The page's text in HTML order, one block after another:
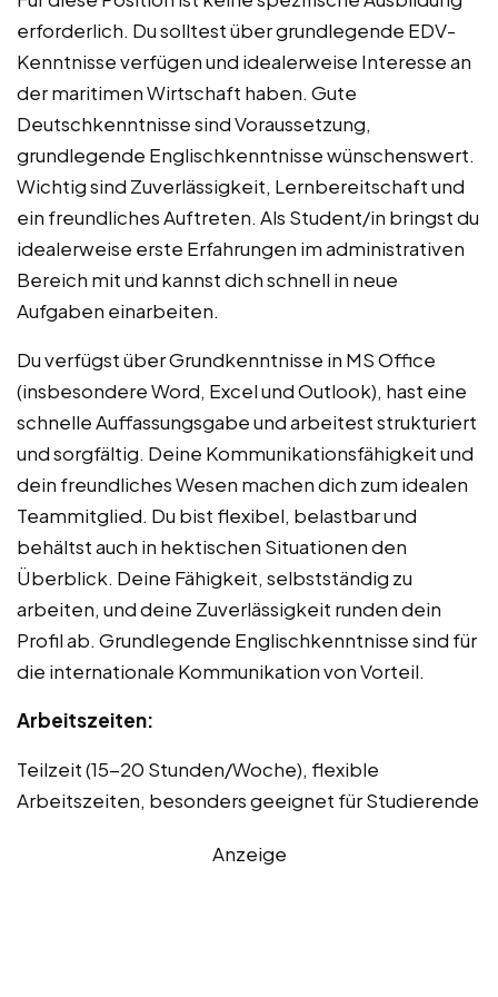
erforderlich. Du solltest über grundlegende EDV-
Kenntnisse verfügen und idealerweise Interesse an
der maritimen Wirtschaft haben. Gute
Deutschkenntnisse sind Voraussetzung,
grundlegende Englischkenntnisse wünschenswert.
Wichtig sind Zuverlässigkeit, Lernbereitschaft und
ein freundliches Auftreten. Als Student/in bringst du
idealerweise erste Erfahrungen im administrativen
Bereich mit und kannst dich schnell in neue
Aufgaben einarbeiten.
Du verfügst über Grundkenntnisse in MS Office
(insbesondere Word, Excel und Outlook), hast eine
schnelle Auffassungsgabe und arbeitest strukturiert
und sorgfältig. Deine Kommunikationsfähigkeit und
dein freundliches Wesen machen dich zum idealen
Teammitglied. Du bist flexibel, belastbar und
behältst auch in hektischen Situationen den
Überblick. Deine Fähigkeit, selbstständig zu
arbeiten, und deine Zuverlässigkeit runden dein
Profil ab. Grundlegende Englischkenntnisse sind für
die internationale Kommunikation von Vorteil.
Arbeitszeiten:
Teilzeit (15-20 Stunden/Woche), flexible
Arbeitszeiten, besonders geeignet für Studierende
Anzeige